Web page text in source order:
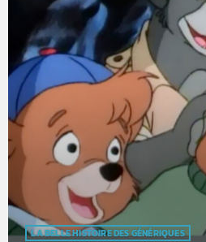
LA BELLE HISTOIRE DES GÉNÉRIQUES